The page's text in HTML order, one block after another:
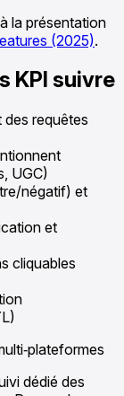
la présentation
(2025).
KPI suivre
requêtes
UGC)
négatif) et
et
cliquables
dédié des